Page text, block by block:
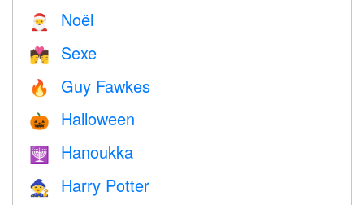
🎅 Noël
💏 Sexe
🔥 Guy Fawkes
🎃 Halloween
🕎 Hanoukka
🧙 Harry Potter